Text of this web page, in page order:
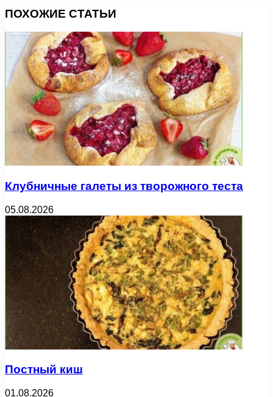
ПОХОЖИЕ СТАТЬИ
Клубничные галеты из творожного теста
05.08.2026
Постный киш
01.08.2026